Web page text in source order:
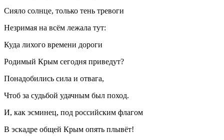
Сияло солнце, только тень тревоги
Незримая на всём лежала тут:
Куда лихого времени дороги
Родимый Крым сегодня приведут?
Понадобились сила и отвага,
Чтоб за судьбой удачным был поход.
И, как эсминец, под российским флагом
В эскадре общей Крым опять плывёт!